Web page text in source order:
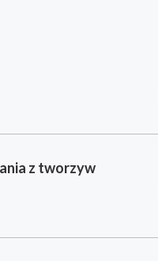
z tworzyw